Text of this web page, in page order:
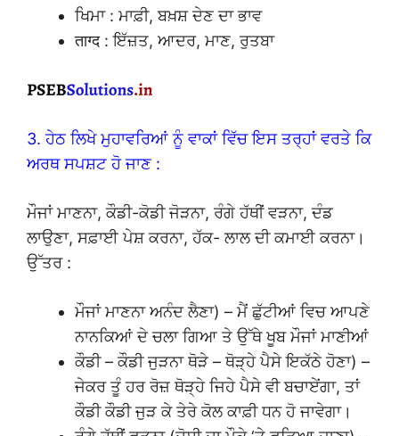
ਖਿਮਾ : ਮਾਫ਼ੀ, ਬਖ਼ਸ਼ ਦੇਣ ਦਾ ਭਾਵ
ताग्द : ਇੱਜ਼ਤ, ਆਦਰ, ਮਾਣ, ਰੁਤਬਾ
3. ਹੇਠ ਲਿਖੇ ਮੁਹਾਵਰਿਆਂ ਨੂੰ ਵਾਕਾਂ ਵਿੱਚ ਇਸ ਤਰ੍ਹਾਂ ਵਰਤੇ ਕਿ
ਅਰਥ ਸਪਸ਼ਟ ਹੋ ਜਾਣ :
ਮੌਜਾਂ ਮਾਣਨਾ, ਕੌਡੀ-ਕੋਡੀ ਜੋੜਨਾ, ਰੰਗੇ ਹੱਥੀਂ ਵੜਨਾ, ਦੰਡ
ਲਾਉਣਾ, ਸਫ਼ਾਈ ਪੇਸ਼ ਕਰਨਾ, ਹੱਕ- ਲਾਲ ਦੀ ਕਮਾਈ ਕਰਨਾ।
ਉੱਤਰ :
ਮੌਜਾਂ ਮਾਣਨਾ ਅਨੰਦ ਲੈਣਾ) – ਮੈਂ ਛੁੱਟੀਆਂ ਵਿਚ ਆਪਣੇ
ਨਾਨਕਿਆਂ ਦੇ ਚਲਾ ਗਿਆ ਤੇ ਉੱਥੇ ਖੂਬ ਮੌਜਾਂ ਮਾਣੀਆਂ
ਕੌਡੀ – ਕੌਡੀ ਜੁੜਨਾ ਥੋੜੇ – ਥੋੜ੍ਹੇ ਪੈਸੇ ਇਕੱਠੇ ਹੋਣਾ) –
ਜੇਕਰ ਤੂੰ ਹਰ ਰੋਜ਼ ਥੋੜ੍ਹੇ ਜਿਹੇ ਪੈਸੇ ਵੀ ਬਚਾਏਂਗਾ, ਤਾਂ
ਕੌਡੀ ਕੌਡੀ ਜੁੜ ਕੇ ਤੇਰੇ ਕੋਲ ਕਾਫ਼ੀ ਧਨ ਹੋ ਜਾਵੇਗਾ।